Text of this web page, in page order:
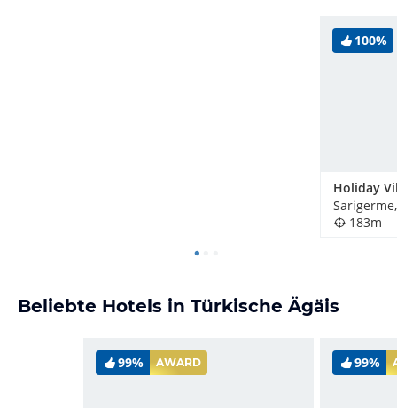
100%
183m
Beliebte Hotels in Türkische Ägäis
99% AWARD 99%